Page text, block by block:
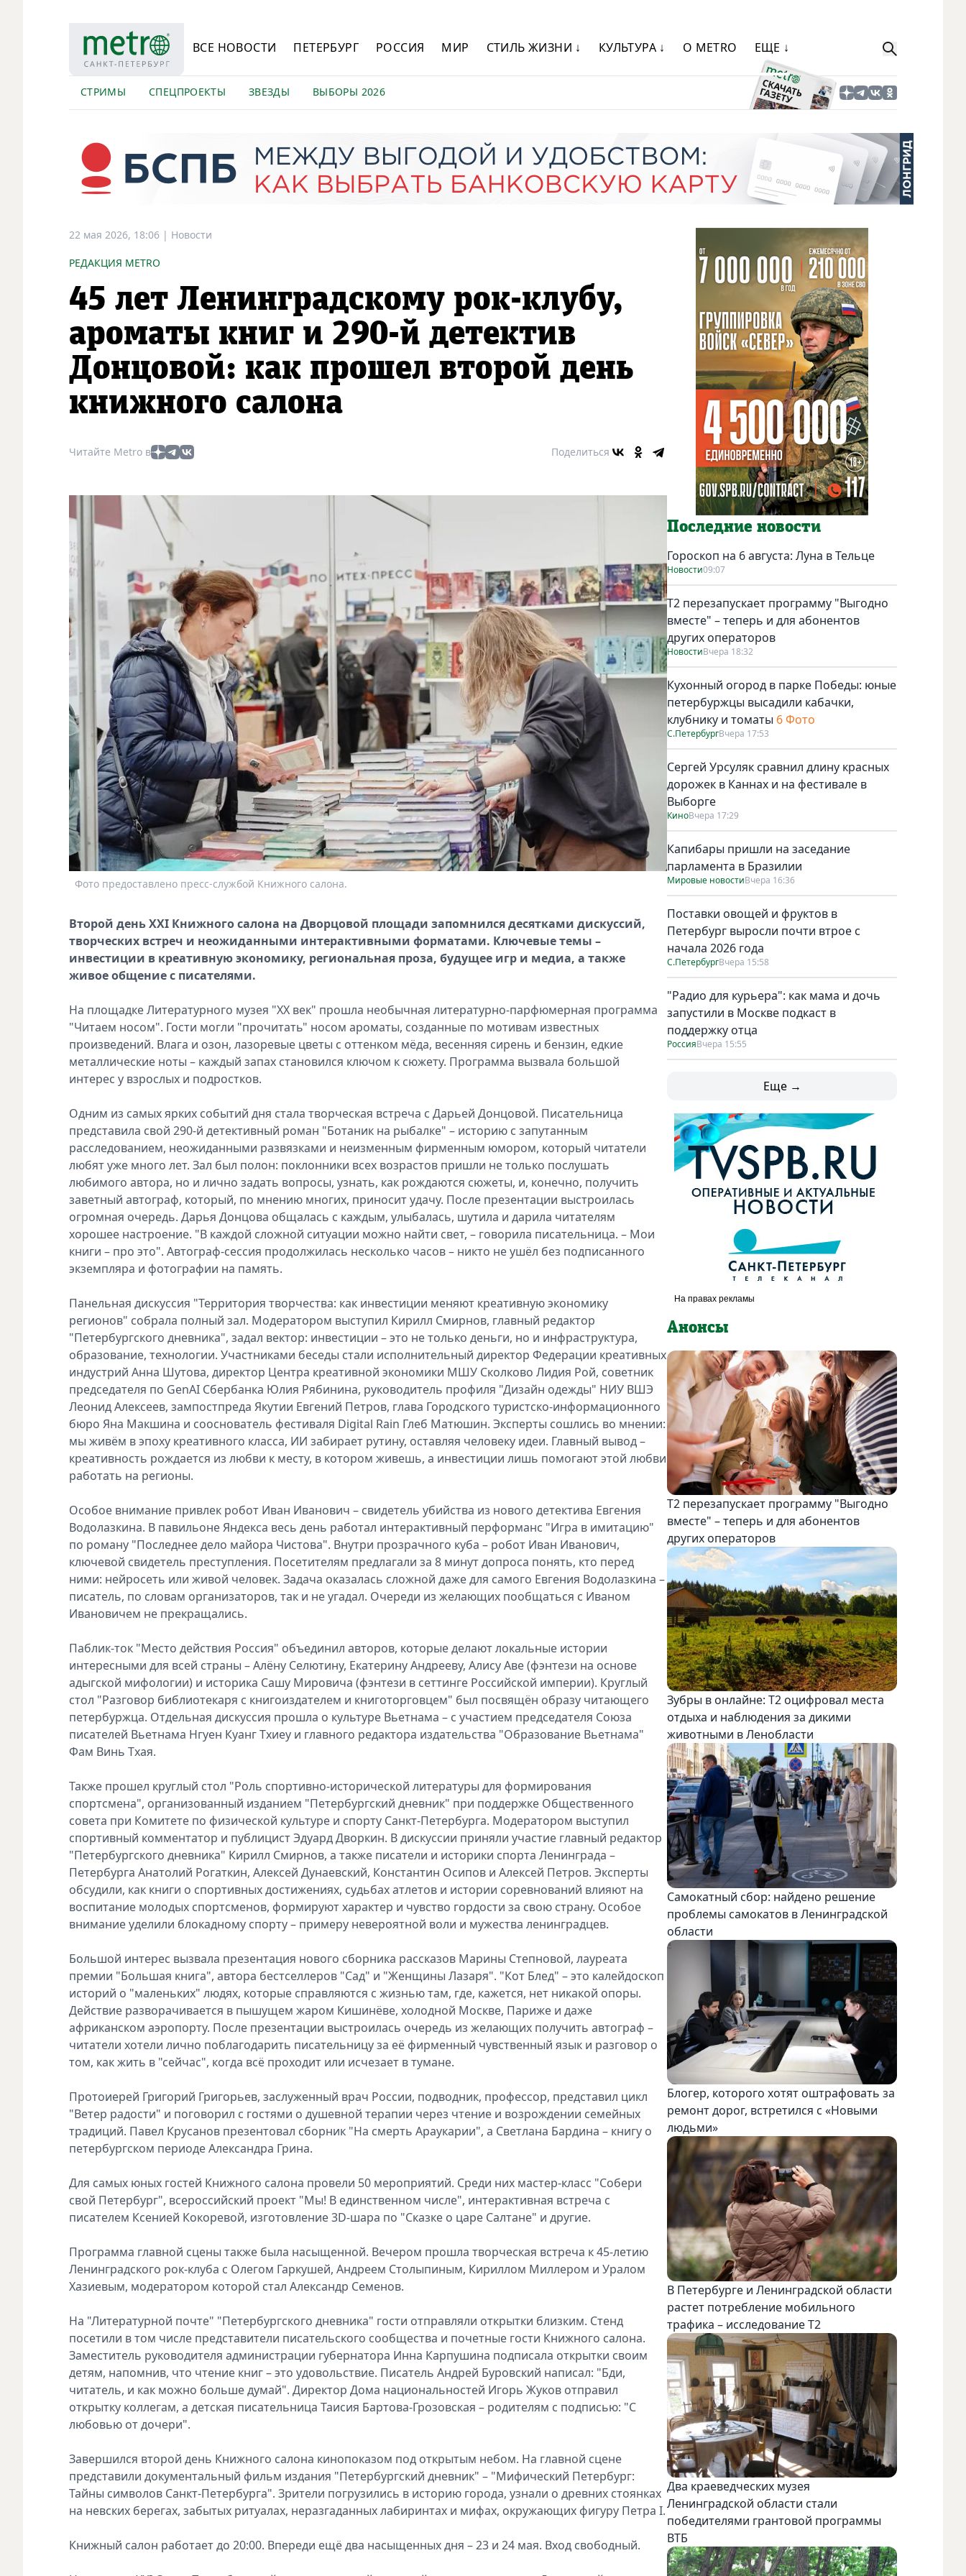
ВСЕ НОВОСТИ ПЕТЕРБУРГ РОССИЯ МИР СТИЛЬ ЖИЗНИ ↓ КУЛЬТУРА ↓ О METRO ЕЩЕ ↓
СТРИМЫ СПЕЦПРОЕКТЫ ЗВЕЗДЫ ВЫБОРЫ 2026
22 мая 2026, 18:06 | Новости
РЕДАКЦИЯ METRO
45 лет Ленинградскому рок-клубу,
ароматы книг и 290-й детектив
Донцовой: как прошел второй день
книжного салона
Читайте Metro в Поделиться
Фото предоставлено пресс-службой Книжного салона.
Второй день XXI Книжного салона на Дворцовой площади запомнился десятками дискуссий,
творческих встреч и неожиданными интерактивными форматами. Ключевые темы –
инвестиции в креативную экономику, региональная проза, будущее игр и медиа, а также
живое общение с писателями.
На площадке Литературного музея "XX век" прошла необычная литературно-парфюмерная программа
"Читаем носом". Гости могли "прочитать" носом ароматы, созданные по мотивам известных
произведений. Влага и озон, лазоревые цветы с оттенком мёда, весенняя сирень и бензин, едкие
металлические ноты – каждый запах становился ключом к сюжету. Программа вызвала большой
интерес у взрослых и подростков.
Одним из самых ярких событий дня стала творческая встреча с Дарьей Донцовой. Писательница
представила свой 290-й детективный роман "Ботаник на рыбалке" – историю с запутанным
расследованием, неожиданными развязками и неизменным фирменным юмором, который читатели
любят уже много лет. Зал был полон: поклонники всех возрастов пришли не только послушать
любимого автора, но и лично задать вопросы, узнать, как рождаются сюжеты, и, конечно, получить
заветный автограф, который, по мнению многих, приносит удачу. После презентации выстроилась
огромная очередь. Дарья Донцова общалась с каждым, улыбалась, шутила и дарила читателям
хорошее настроение. "В каждой сложной ситуации можно найти свет, – говорила писательница. – Мои
книги – про это". Автограф-сессия продолжилась несколько часов – никто не ушёл без подписанного
экземпляра и фотографии на память.
Панельная дискуссия "Территория творчества: как инвестиции меняют креативную экономику
регионов" собрала полный зал. Модератором выступил Кирилл Смирнов, главный редактор
"Петербургского дневника", задал вектор: инвестиции – это не только деньги, но и инфраструктура,
образование, технологии. Участниками беседы стали исполнительный директор Федерации креативных
индустрий Анна Шутова, директор Центра креативной экономики МШУ Сколково Лидия Рой, советник
председателя по GenAI Сбербанка Юлия Рябинина, руководитель профиля "Дизайн одежды" НИУ ВШЭ
Леонид Алексеев, зампостпреда Якутии Евгений Петров, глава Городского туристско-информационного
бюро Яна Макшина и сооснователь фестиваля Digital Rain Глеб Матюшин. Эксперты сошлись во мнении:
мы живём в эпоху креативного класса, ИИ забирает рутину, оставляя человеку идеи. Главный вывод –
креативность рождается из любви к месту, в котором живешь, а инвестиции лишь помогают этой любви
работать на регионы.
Особое внимание привлек робот Иван Иванович – свидетель убийства из нового детектива Евгения
Водолазкина. В павильоне Яндекса весь день работал интерактивный перформанс "Игра в имитацию"
по роману "Последнее дело майора Чистова". Внутри прозрачного куба – робот Иван Иванович,
ключевой свидетель преступления. Посетителям предлагали за 8 минут допроса понять, кто перед
ними: нейросеть или живой человек. Задача оказалась сложной даже для самого Евгения Водолазкина –
писатель, по словам организаторов, так и не угадал. Очереди из желающих пообщаться с Иваном
Ивановичем не прекращались.
Паблик-ток "Место действия Россия" объединил авторов, которые делают локальные истории
интересными для всей страны – Алёну Селютину, Екатерину Андрееву, Алису Аве (фэнтези на основе
адыгской мифологии) и историка Сашу Мировича (фэнтези в сеттинге Российской империи). Круглый
стол "Разговор библиотекаря с книгоиздателем и книготорговцем" был посвящён образу читающего
петербуржца. Отдельная дискуссия прошла о культуре Вьетнама – с участием председателя Союза
писателей Вьетнама Нгуен Куанг Тхиеу и главного редактора издательства "Образование Вьетнама"
Фам Винь Тхая.
Также прошел круглый стол "Роль спортивно-исторической литературы для формирования
спортсмена", организованный изданием "Петербургский дневник" при поддержке Общественного
совета при Комитете по физической культуре и спорту Санкт-Петербурга. Модератором выступил
спортивный комментатор и публицист Эдуард Дворкин. В дискуссии приняли участие главный редактор
"Петербургского дневника" Кирилл Смирнов, а также писатели и историки спорта Ленинграда –
Петербурга Анатолий Рогаткин, Алексей Дунаевский, Константин Осипов и Алексей Петров. Эксперты
обсудили, как книги о спортивных достижениях, судьбах атлетов и истории соревнований влияют на
воспитание молодых спортсменов, формируют характер и чувство гордости за свою страну. Особое
внимание уделили блокадному спорту – примеру невероятной воли и мужества ленинградцев.
Большой интерес вызвала презентация нового сборника рассказов Марины Степновой, лауреата
премии "Большая книга", автора бестселлеров "Сад" и "Женщины Лазаря". "Кот Блед" – это калейдоскоп
историй о "маленьких" людях, которые справляются с жизнью там, где, кажется, нет никакой опоры.
Действие разворачивается в пышущем жаром Кишинёве, холодной Москве, Париже и даже
африканском аэропорту. После презентации выстроилась очередь из желающих получить автограф –
читатели хотели лично поблагодарить писательницу за её фирменный чувственный язык и разговор о
том, как жить в "сейчас", когда всё проходит или исчезает в тумане.
Протоиерей Григорий Григорьев, заслуженный врач России, подводник, профессор, представил цикл
"Ветер радости" и поговорил с гостями о душевной терапии через чтение и возрождении семейных
традиций. Павел Крусанов презентовал сборник "На смерть Араукарии", а Светлана Бардина – книгу о
петербургском периоде Александра Грина.
Для самых юных гостей Книжного салона провели 50 мероприятий. Среди них мастер-класс "Собери
свой Петербург", всероссийский проект "Мы! В единственном числе", интерактивная встреча с
писателем Ксенией Кокоревой, изготовление 3D-шара по "Сказке о царе Салтане" и другие.
Программа главной сцены также была насыщенной. Вечером прошла творческая встреча к 45-летию
Ленинградского рок-клуба с Олегом Гаркушей, Андреем Столыпиным, Кириллом Миллером и Уралом
Хазиевым, модератором которой стал Александр Семенов.
На "Литературной почте" "Петербургского дневника" гости отправляли открытки близким. Стенд
посетили в том числе представители писательского сообщества и почетные гости Книжного салона.
Заместитель руководителя администрации губернатора Инна Карпушина подписала открытки своим
детям, напомнив, что чтение книг – это удовольствие. Писатель Андрей Буровский написал: "Бди,
читатель, и как можно больше думай". Директор Дома национальностей Игорь Жуков отправил
открытку коллегам, а детская писательница Таисия Бартова-Грозовская – родителям с подписью: "С
любовью от дочери".
Завершился второй день Книжного салона кинопоказом под открытым небом. На главной сцене
представили документальный фильм издания "Петербургский дневник" – "Мифический Петербург:
Тайны символов Санкт-Петербурга". Зрители погрузились в историю города, узнали о древних стоянках
на невских берегах, забытых ритуалах, неразгаданных лабиринтах и мифах, окружающих фигуру Петра I.
Книжный салон работает до 20:00. Впереди ещё два насыщенных дня – 23 и 24 мая. Вход свободный.
Последние новости
Гороскоп на 6 августа: Луна в Тельце
Новости09:07
Т2 перезапускает программу "Выгодно
вместе" – теперь и для абонентов
других операторов
НовостиВчера 18:32
Кухонный огород в парке Победы: юные
петербуржцы высадили кабачки,
клубнику и томаты 6 Фото
С.ПетербургВчера 17:53
Сергей Урсуляк сравнил длину красных
дорожек в Каннах и на фестивале в
Выборге
КиноВчера 17:29
Капибары пришли на заседание
парламента в Бразилии
Мировые новостиВчера 16:36
Поставки овощей и фруктов в
Петербург выросли почти втрое с
начала 2026 года
С.ПетербургВчера 15:58
"Радио для курьера": как мама и дочь
запустили в Москве подкаст в
поддержку отца
РоссияВчера 15:55
Еще →
Анонсы
Т2 перезапускает программу "Выгодно
вместе" – теперь и для абонентов
других операторов
Зубры в онлайне: Т2 оцифровал места
отдыха и наблюдения за дикими
животными в Ленобласти
Самокатный сбор: найдено решение
проблемы самокатов в Ленинградской
области
Блогер, которого хотят оштрафовать за
ремонт дорог, встретился с «Новыми
людьми»
В Петербурге и Ленинградской области
растет потребление мобильного
трафика – исследование T2
Два краеведческих музея
Ленинградской области стали
победителями грантовой программы
ВТБ